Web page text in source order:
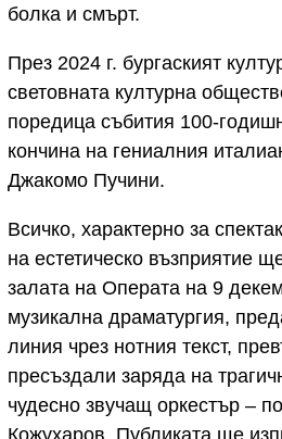
болка и смърт.
През 2024 г. бургаският
световната културна
поредица събития
кончина на гениалния
Джакомо Пучини.
Всичко, характерно за
на естетическо възприятие
залата на Операта на 9
музикална драматургия,
линия чрез нотния текст,
пресъздали заряда на
чудесно звучащ оркестър –
Кожухаров. Публиката ще